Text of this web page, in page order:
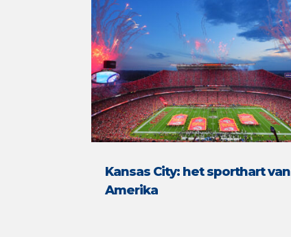
Kansas City: het sporthart van
Amerika